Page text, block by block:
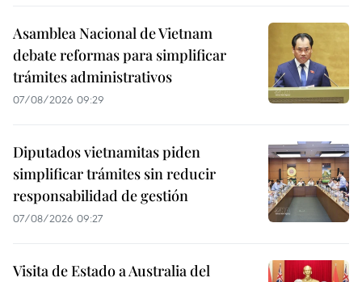
Asamblea Nacional de Vietnam
debate reformas para simplificar
trámites administrativos
07/08/2026 09:29
Diputados vietnamitas piden
simplificar trámites sin reducir
responsabilidad de gestión
07/08/2026 09:27
Visita de Estado a Australia del